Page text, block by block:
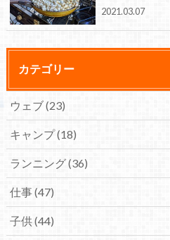
2021.03.07
カテゴリー
ウェブ(23)
キャンプ(18)
ランニング(36)
仕事(47)
子供(44)